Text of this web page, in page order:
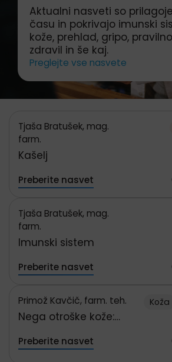
Aktualni nasveti so
času in pokrivajo imunski
kože, prehlad, gripo,
zdravil in še kaj.
Preglejte vse nasvete
Tjaša Bratušek, mag.
farm.
Kašelj
Preberite nasvet
Tjaša Bratušek, mag.
farm.
Imunski sistem
Preberite nasvet
Primož Kavčič, farm. teh.
Nega otroške kože:
Koža
Preberite nasvet